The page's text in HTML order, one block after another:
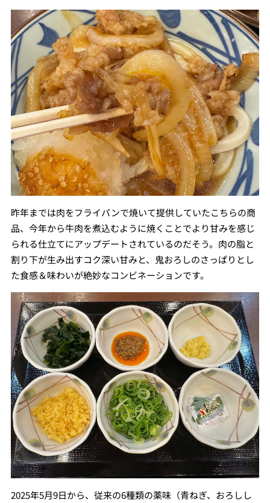
昨年までは肉をフライパンで焼いて提供していたこちらの商
品、今年から牛肉を煮込むように焼くことでより甘みを感じ
られる仕立てにアップデートされているのだそう。肉の脂と
割り下が生み出すコク深い甘みと、鬼おろしのさっぱりとし
た食感＆味わいが絶妙なコンビネーションです。
2025年5月9日から、従来の6種類の薬味（青ねぎ、おろしし